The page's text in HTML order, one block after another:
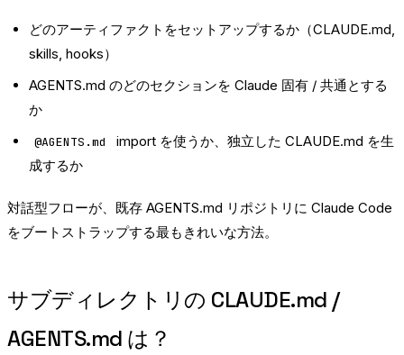
どのアーティファクトをセットアップするか（CLAUDE.md,
skills, hooks）
AGENTS.md のどのセクションを Claude 固有 / 共通とする
か
@AGENTS.md
import を使うか、独立した CLAUDE.md を生
成するか
対話型フローが、既存 AGENTS.md リポジトリに Claude Code
をブートストラップする最もきれいな方法。
サブディレクトリの CLAUDE.md /
AGENTS.md は？